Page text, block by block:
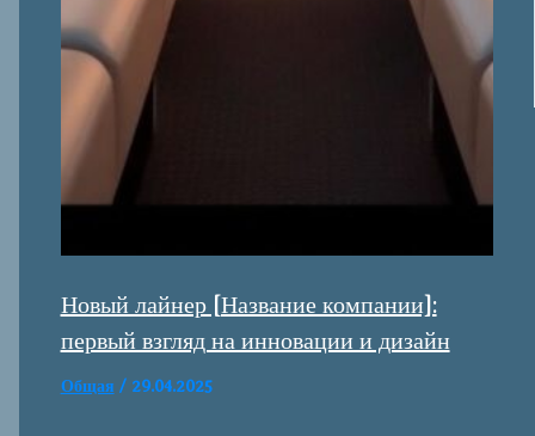
Новый лайнер [Название компании]:
первый взгляд на инновации и дизайн
Общая / 29.04.2025